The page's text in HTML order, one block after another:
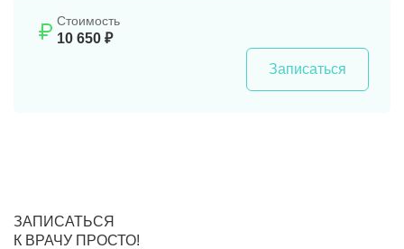
Стоимость
10 650 ₽
Записаться
ЗАПИСАТЬСЯ
К ВРАЧУ ПРОСТО!